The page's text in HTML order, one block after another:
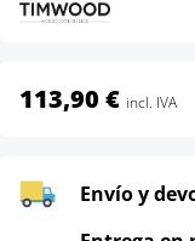
113,90 € incl. IVA
Envío y